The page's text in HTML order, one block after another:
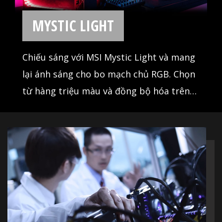
MYSTIC LIGHT
Chiếu sáng với MSI Mystic Light và mang
các thiết bị tương thích.